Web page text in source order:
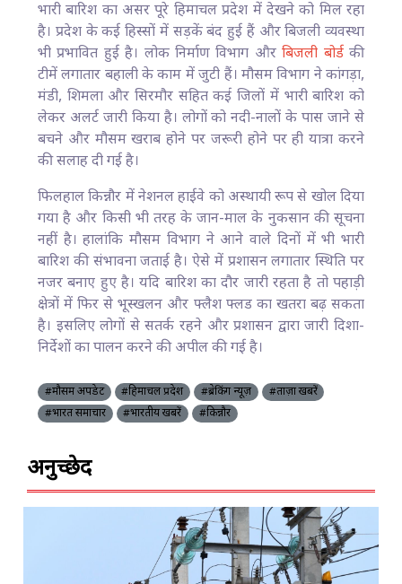
भारी बारिश का असर पूरे हिमाचल प्रदेश में देखने को मिल रहा
है। प्रदेश के कई हिस्सों में सड़कें बंद हुई हैं और बिजली व्यवस्था
भी प्रभावित हुई है। लोक निर्माण विभाग औरबिजली बोर्डकी
टीमें लगातार बहाली के काम में जुटी हैं। मौसम विभाग ने कांगड़ा,
मंडी, शिमला और सिरमौर सहित कई जिलों में भारी बारिश को
लेकर अलर्ट जारी किया है। लोगों को नदी-नालों के पास जाने से
बचने और मौसम खराब होने पर जरूरी होने पर ही यात्रा करने
की सलाह दी गई है।
फिलहाल किन्नौर में नेशनल हाईवे को अस्थायी रूप से खोल दिया
गया है और किसी भी तरह के जान-माल के नुकसान की सूचना
नहीं है। हालांकि मौसम विभाग ने आने वाले दिनों में भी भारी
बारिश की संभावना जताई है। ऐसे में प्रशासन लगातार स्थिति पर
नजर बनाए हुए है। यदि बारिश का दौर जारी रहता है तो पहाड़ी
क्षेत्रों में फिर से भूस्खलन और फ्लैश फ्लड का खतरा बढ़ सकता
है। इसलिए लोगों से सतर्क रहने और प्रशासन द्वारा जारी दिशा-
निर्देशों का पालन करने की अपील की गई है।
#मौसम अपडेट #हिमाचल प्रदेश #ब्रेकिंग न्यूज़
#ताज़ा खबरें
#भारत समाचार
#भारतीय खबरें #किन्नौर
अनुच्छेद